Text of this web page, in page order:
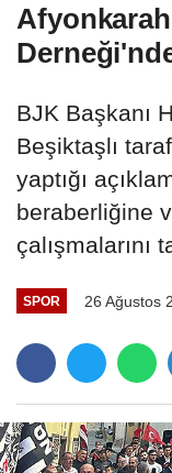
BJK Başkanı
Beşiktaşlı
yaptığı
beraberliğine
çalışmalarını
SPOR 26 Ağustos